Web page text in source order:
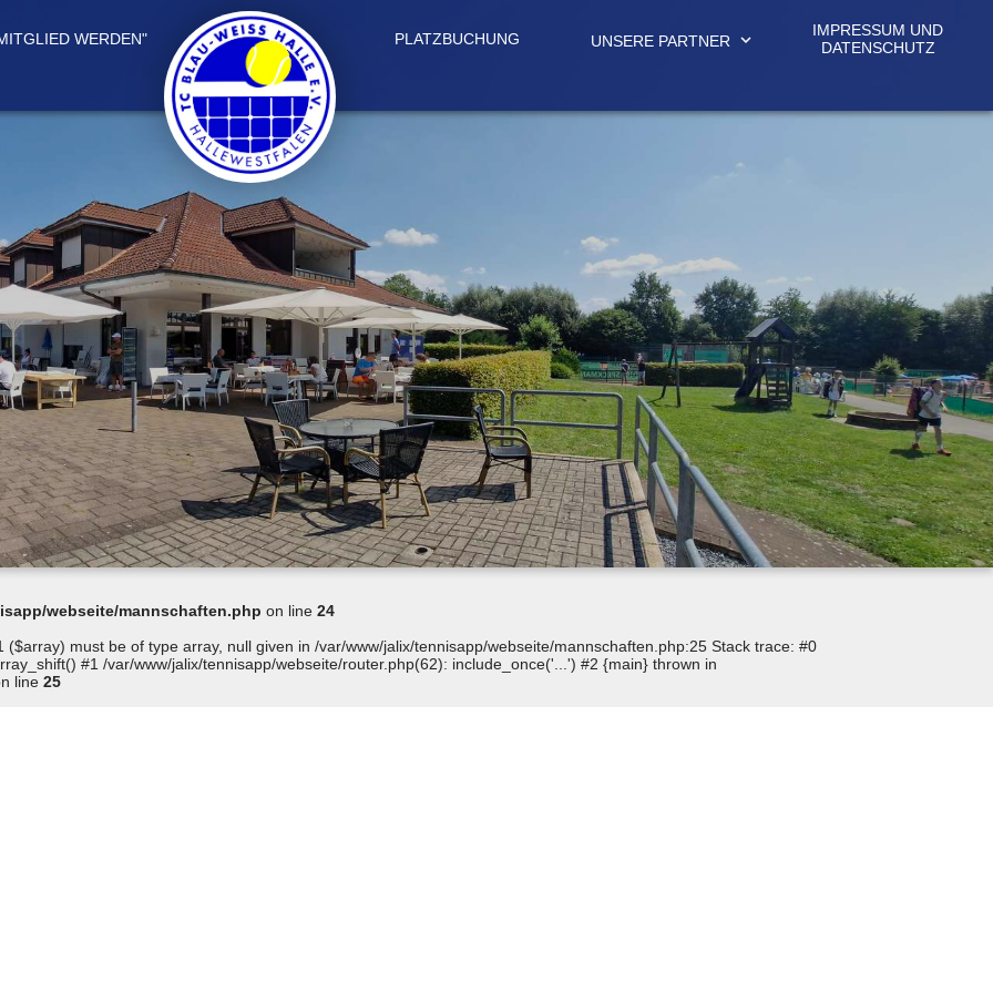
WERDEN" PLATZBUCHUNG UNSERE PARTNER expand_more
IMPRESSUM UND
DATENSCHUTZ
webseite/mannschaften.php on line 24
must be of type array, null given in /var/www/jalix/tennisapp/webseite/mannschaften.php:25 Stack trace: #0
#1 /var/www/jalix/tennisapp/webseite/router.php(62): include_once('...') #2 {main} thrown in
line 25